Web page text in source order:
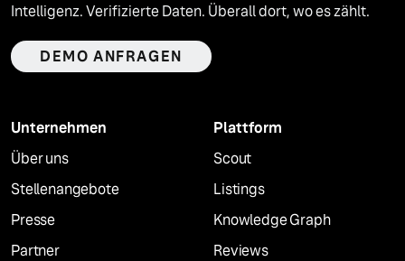
Intelligenz. Verifizierte Daten. Überall dort, wo es zählt.
DEMO ANFRAGEN
Unternehmen
Über uns
Stellenangebote
Presse
Partner
Plattform
Scout
Listings
Knowledge Graph
Reviews